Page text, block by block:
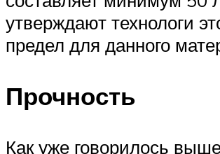
утверждают технологи
предел для данного
Прочность
Как уже говорилось